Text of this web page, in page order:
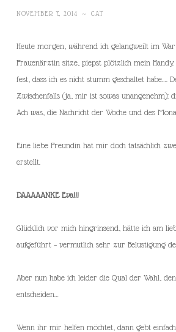
NOVEMBER 7, 2014 ~ CAT
Heute morgen, während ich gelangweilt im
Frauenärztin sitze, piepst plötzlich mein Handy.
fest, dass ich es nicht stumm geschaltet habe….
Zwischenfalls (ja, mir ist sowas unangenehm):
Ach was, die Nachricht der Woche und des
Eine liebe Freundin hat mir doch tatsächlich
erstellt.
DAAAAANKE Eva!!!
Glücklich vor mich hingrinsend, hätte ich am
aufgeführt – vermutlich sehr zur Belustigung
Aber nun habe ich leider die Qual der Wahl,
entscheiden…
Wenn ihr mir helfen möchtet, dann gebt